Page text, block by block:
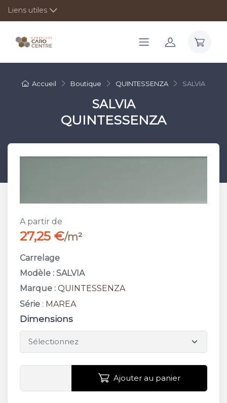
Liens utiles
Accueil Boutique QUINTESSENZA SALVIA
SALVIA
QUINTESSENZA
A partir de
27,25 €/m²
Carrelage
Modèle : SALVIA
Marque : QUINTESSENZA
Série : MAREA
Dimensions
Ajouter au panier